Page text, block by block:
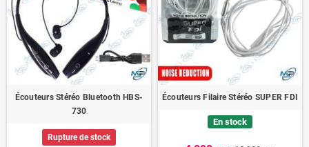
Écouteurs Stéréo Bluetooth HBS-
730
Rupture de stock
Écouteurs Filaire Stéréo SUPER FDI
En stock